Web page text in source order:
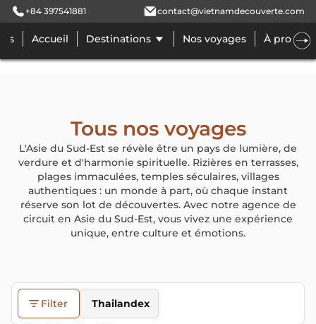
+84 397541881 contact@vietnamdecouverte.com
Accueil Destinations Nos voyages À propos
Tous nos voyages
L'Asie du Sud-Est se révèle être un pays de lumière, de
verdure et d'harmonie spirituelle. Rizières en terrasses,
plages immaculées, temples séculaires, villages
authentiques : un monde à part, où chaque instant
réserve son lot de découvertes. Avec notre agence de
circuit en Asie du Sud-Est, vous vivez une expérience
unique, entre culture et émotions.
Filter Thailandex